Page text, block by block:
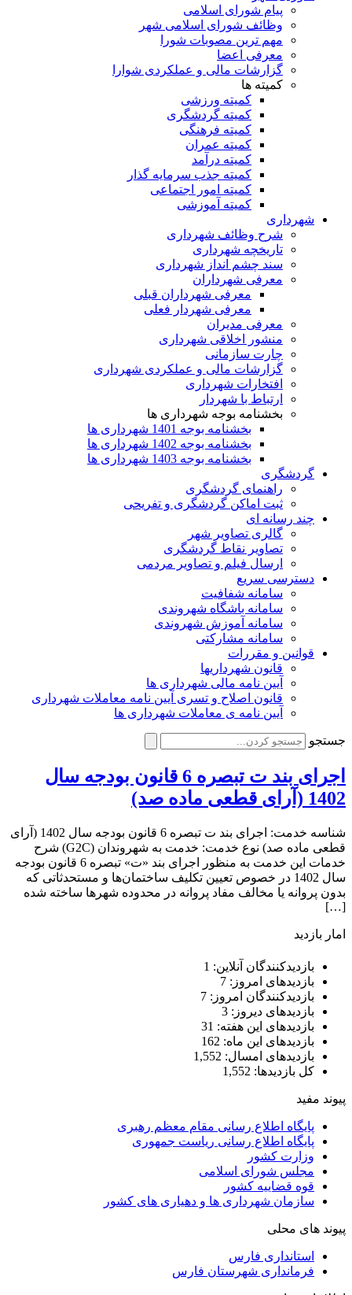
پیام شورای اسلامی
وظائف شورای اسلامی شهر
مهم ترین مصوبات شورا
معرفی اعضا
گزارشات مالی و عملکردی شوارا
کمیته ها
کمیته ورزشی
کمیته گردشگری
کمیته فرهنگی
کمیته عمران
کمیته درآمد
کمیته جذب سرمایه گذار
کمیته امور اجتماعی
کمیته آموزشی
شهرداری
شرح وظائف شهرداری
تاریخچه شهرداری
سند چشم انداز شهرداری
معرفی شهرداران
معرفی شهرداران قبلی
معرفی شهردار فعلی
معرفی مدیران
منشور اخلاقی شهرداری
چارت سازمانی
گزارشات مالی و عملکردی شهرداری
افتخارات شهرداری
ارتباط با شهردار
بخشنامه بوجه شهرداری ها
بخشنامه بوجه 1401 شهرداری ها
بخشنامه بوجه 1402 شهرداری ها
بخشنامه بوجه 1403 شهرداری ها
گردشگری
راهنمای گردشگری
ثبت اماکن گردشگری و تفریحی
چند رسانه ای
گالری تصاویر شهر
تصاویر نقاط گردشگری
ارسال فیلم و تصاویر مردمی
دسترسی سریع
سامانه شفافیت
سامانه باشگاه شهروندی
سامانه آموزش شهروندی
سامانه مشارکتی
قوانین و مقررات
قانون شهرداریها
آیین نامه مالی شهرداری ها
قانون اصلاح و تسری آیین نامه معاملات شهرداری
آیین نامه ی معاملات شهرداری ها
جستجو
اجرای بند ت تبصره 6 قانون بودجه سال
1402 (آرای قطعی ماده صد)
شناسه خدمت: اجرای بند ت تبصره 6 قانون بودجه سال 1402 (آرای
قطعی ماده صد) نوع خدمت: خدمت به شهروندان (G2C) شرح
خدمات این خدمت به منظور اجرای بند «ت» تبصره 6 قانون بودجه
سال 1402 در خصوص تعیین تکلیف ساختمان‌ها و مستحدثاتی که
بدون پروانه یا مخالف مفاد پروانه در محدوده شهرها ساخته شده
[…]
امار بازدید
بازدیدکنندگان آنلاین: 1
بازدیدهای امروز: 7
بازدیدکنندگان امروز: 7
بازدیدهای دیروز: 3
بازدیدهای این هفته: 31
بازدیدهای این ماه: 162
بازدیدهای امسال: 1,552
کل بازدیدها: 1,552
پیوند مفید
پایگاه اطلاع رسانی مقام معظم رهبری
پایگاه اطلاع رسانی ریاست جمهوری
وزارت کشور
مجلس شورای اسلامی
قوه قضاییه کشور
سازمان شهرداری ها و دهیاری های کشور
پیوند های محلی
استانداری فارس
فرمانداری شهرستان فارس